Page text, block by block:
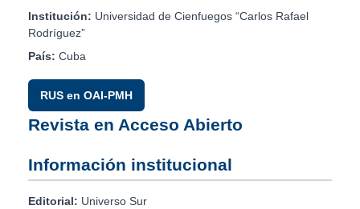
Institución: Universidad de Cienfuegos “Carlos Rafael
Rodríguez”
País: Cuba
RUS en OAI-PMH
Revista en Acceso Abierto
Información institucional
Editorial: Universo Sur